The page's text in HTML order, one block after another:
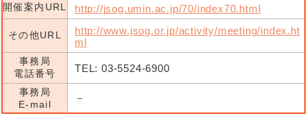
開催案内URL
http://jsog.umin.ac.jp/70/index70.html
その他URL
http://www.jsog.or.jp/activity/meeting/index.ht
ml
事務局
電話番号
TEL: 03-5524-6900
事務局
E-mail
－